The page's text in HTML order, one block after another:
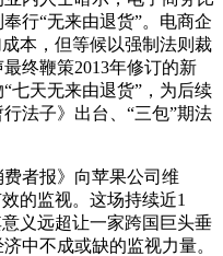
行“无来由退货”。电商企
本，但等候以强制法则裁
终鞭策2013年修订的新
七天无来由退货”，为后续
法子》出台、“三包”期法
者报》向苹果公司维
的监视。这场持续近1
义远超让一家跨国巨头垂
中不成或缺的监视力量。